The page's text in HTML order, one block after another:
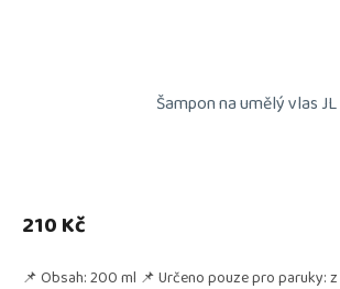
Šampon na umělý vlas JL
210 Kč
📌 Obsah: 200 ml 📌 Určeno pouze pro paruky: